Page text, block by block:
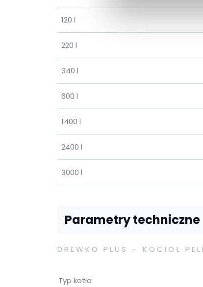
120 l
220 l
340 l
600 l
1400 l
2400 l
3000 l
Parametry techniczne
DREWKO PLUS – KOCIOŁ
Typ kotła